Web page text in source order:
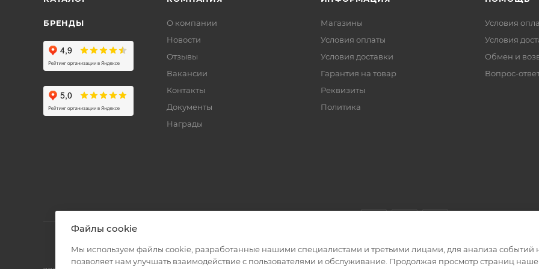
БРЕНДЫ
О компании
Новости
Отзывы
Вакансии
Контакты
Документы
Награды
Магазины
Условия оплаты
Условия доставки
Гарантия на товар
Реквизиты
Политика
Условия
Условия
Обмен и
Вопрос-
Файлы cookie
Мы используем файлы cookie, разработанные нашими специалистами и третьими лицами, для анализа событий
позволяет нам улучшать взаимодействие с пользователями и обслуживание. Продолжая просмотр страниц